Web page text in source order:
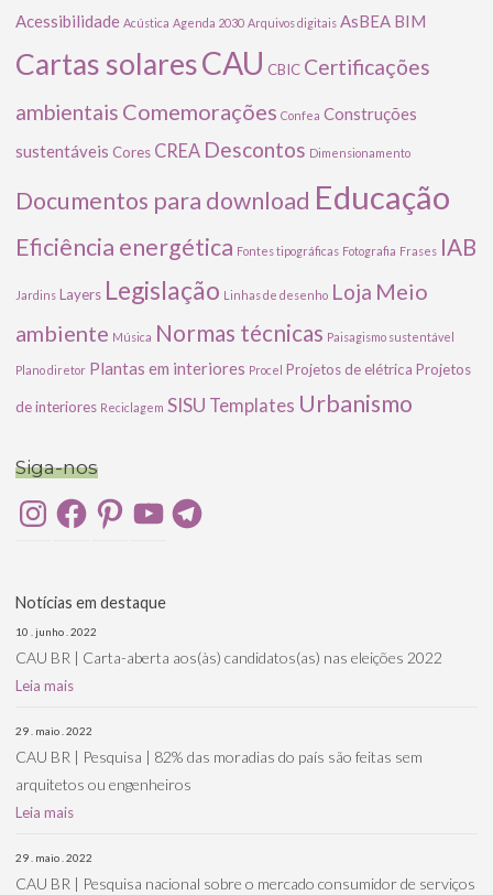
Acessibilidade Acústica Agenda 2030 Arquivos digitais AsBEA BIM
Cartas solaresCAU CBIC Certificações
ambientais Comemorações Confea Construções
sustentáveis Cores CREA Descontos Dimensionamento
Documentos para download Educação
Eficiência energética Fontes tipográficas Fotografia Frases IAB
Jardins Layers Legislação Linhas de desenho Loja Meio
ambiente Música Normas técnicas Paisagismo sustentável
Plano diretor Plantas em interiores Procel Projetos de elétrica Projetos
de interiores Reciclagem SISU Templates Urbanismo
Siga-nos
InstagramFacebookPinterestYouTubeTelegram
Notícias em destaque
10 . junho . 2022
CAU BR | Carta-aberta aos(às) candidatos(as) nas eleições 2022
Leia mais
29 . maio . 2022
CAU BR | Pesquisa | 82% das moradias do país são feitas sem
arquitetos ou engenheiros
Leia mais
29 . maio . 2022
CAU BR | Pesquisa nacional sobre o mercado consumidor de serviços